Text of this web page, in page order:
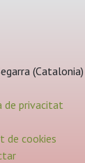
(Catalonia)
de privacitat
de cookies